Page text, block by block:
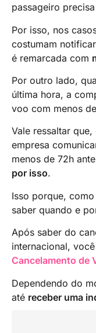
passageiro
Por isso, nos
costumam
é remarcada com
Por outro lado,
última hora, a
voo com menos de
Vale ressaltar
empresa
menos de 72h
por isso.
Isso porque,
saber quando e
Após saber do
internacional,
Cancelamento de
Dependendo do
até receber uma